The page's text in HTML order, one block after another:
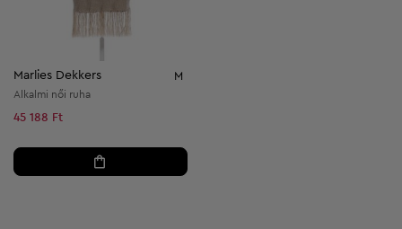
Marlies Dekkers M
Alkalmi női ruha
45 188 Ft